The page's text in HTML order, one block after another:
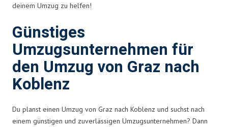
deinem Umzug zu helfen!
Günstiges
Umzugsunternehmen für
den Umzug von Graz nach
Koblenz
Du planst einen Umzug von Graz nach Koblenz und suchst nach
einem günstigen und zuverlässigen Umzugsunternehmen? Dann